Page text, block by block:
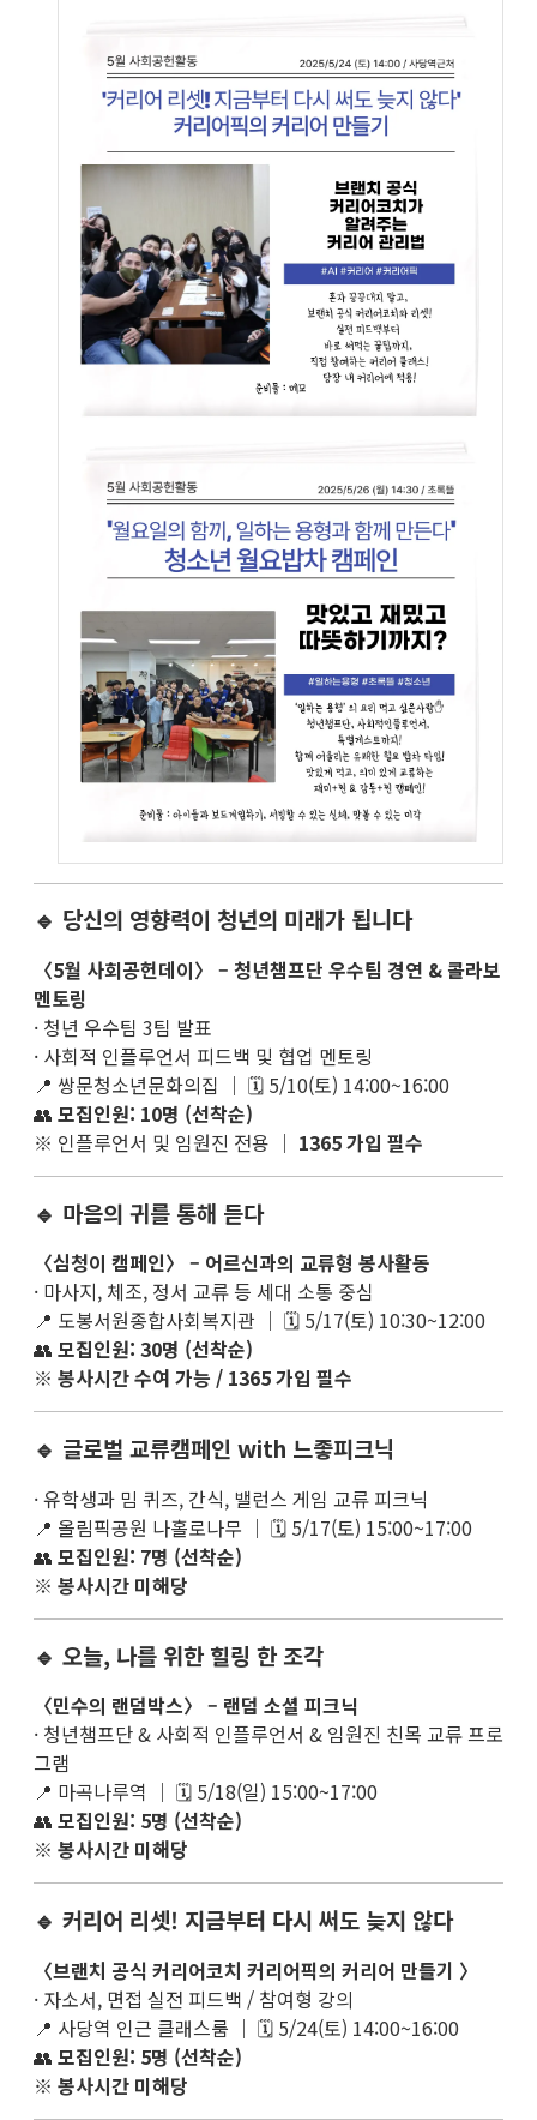
🔹 당신의 영향력이 청년의 미래가 됩니다
〈5월 사회공헌데이〉 – 청년챔프단 우수팀 경연 & 콜라보
멘토링
· 청년 우수팀 3팀 발표
· 사회적 인플루언서 피드백 및 협업 멘토링
📍 쌍문청소년문화의집 ｜ 🗓 5/10(토) 14:00~16:00
👥 모집인원: 10명 (선착순)
※ 인플루언서 및 임원진 전용 ｜ 1365 가입 필수
🔹 마음의 귀를 통해 듣다
〈심청이 캠페인〉 – 어르신과의 교류형 봉사활동
· 마사지, 체조, 정서 교류 등 세대 소통 중심
📍 도봉서원종합사회복지관 ｜ 🗓 5/17(토) 10:30~12:00
👥 모집인원: 30명 (선착순)
※ 봉사시간 수여 가능 / 1365 가입 필수
🔹 글로벌 교류캠페인 with 느좋피크닉
· 유학생과 밈 퀴즈, 간식, 밸런스 게임 교류 피크닉
📍 올림픽공원 나홀로나무 ｜ 🗓 5/17(토) 15:00~17:00
👥 모집인원: 7명 (선착순)
※ 봉사시간 미해당
🔹 오늘, 나를 위한 힐링 한 조각
〈민수의 랜덤박스〉 – 랜덤 소셜 피크닉
· 청년챔프단 & 사회적 인플루언서 & 임원진 친목 교류 프로
그램
📍 마곡나루역 ｜ 🗓 5/18(일) 15:00~17:00
👥 모집인원: 5명 (선착순)
※ 봉사시간 미해당
🔹 커리어 리셋! 지금부터 다시 써도 늦지 않다
〈브랜치 공식 커리어코치 커리어픽의 커리어 만들기 〉
· 자소서, 면접 실전 피드백 / 참여형 강의
📍 사당역 인근 클래스룸 ｜ 🗓 5/24(토) 14:00~16:00
👥 모집인원: 5명 (선착순)
※ 봉사시간 미해당